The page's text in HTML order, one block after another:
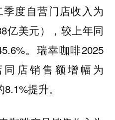
度自营门店收入为
亿美元），较上年同
。瑞幸咖啡2025
店销售额增幅为
提升。